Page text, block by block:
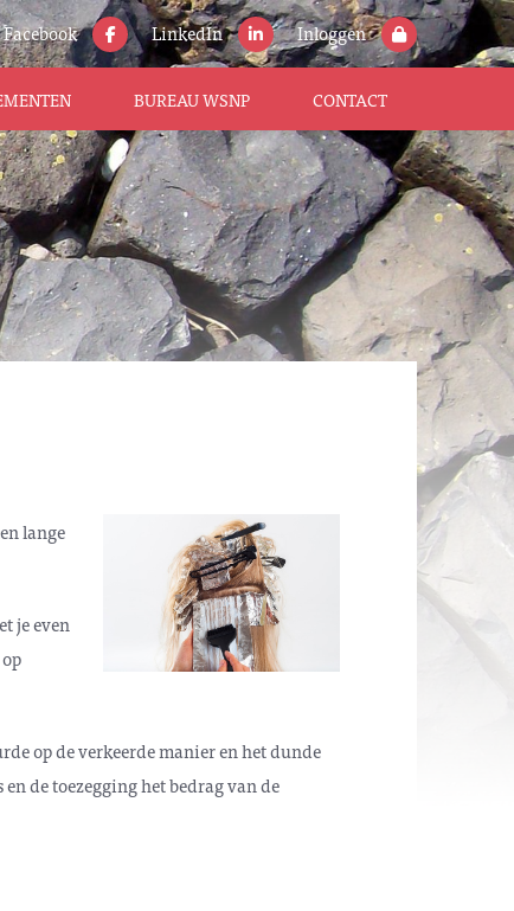
Facebook LinkedIn Inloggen
BUREAU WSNP CONTACT
lange
je even
op de verkeerde manier en het dunde
de toezegging het bedrag van de